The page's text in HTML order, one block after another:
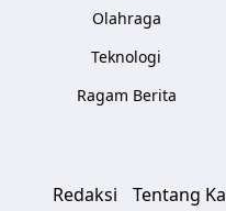
Olahraga
Teknologi
Ragam Berita
Redaksi Tentang